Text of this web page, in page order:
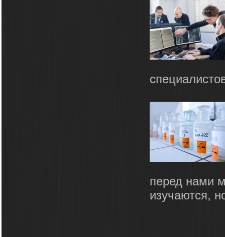
перед нами
изучаются,